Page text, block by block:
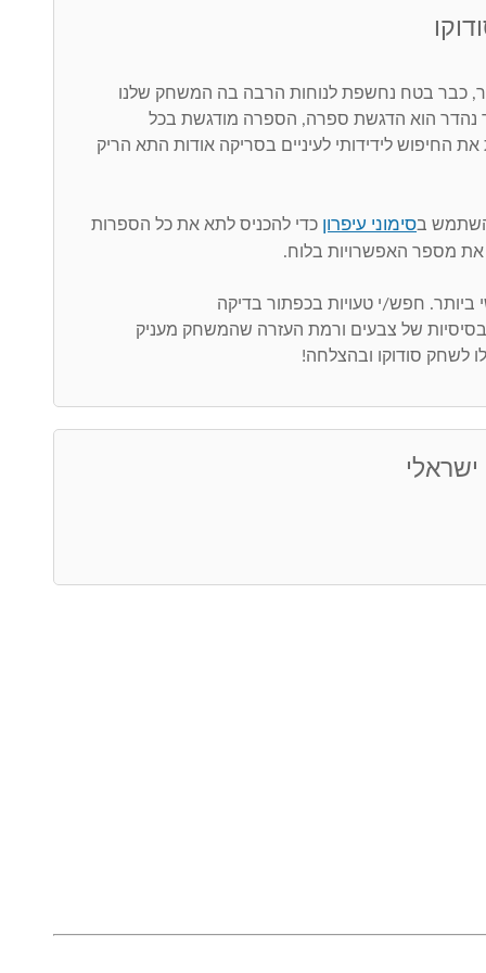
כבר בטח נחשפת לנוחות הרבה בה המשחק שלנו
נהדר הוא הדגשת ספרה, הספרה מודגשת בכל
החיפוש לידידותי לעיניים בסריקה אודות התא הריק
השתמש בסימוני עיפרון כדי להכניס לתא את כל הספרות
מספר האפשרויות בלוח.
בסיסיות של צבעים ורמת העזרה שהמשחק מעניק
לשחק סודוקו ובהצלחה!
ישראלי